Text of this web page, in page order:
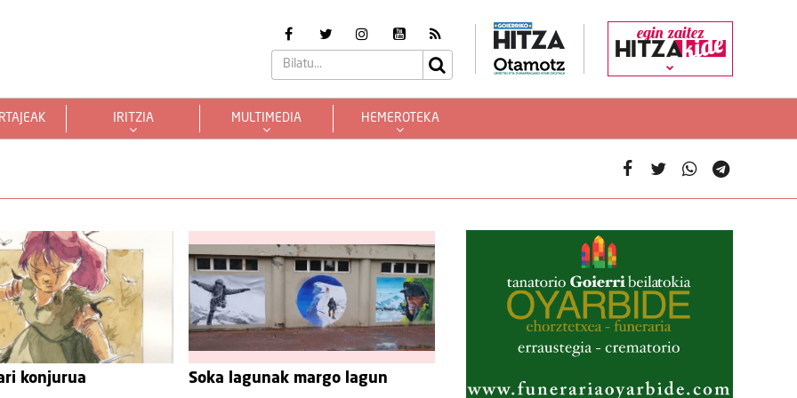
egin zaitez
IRITZIA MULTIMEDIA HEMEROTEKA
konjurua Soka lagunak margo lagun